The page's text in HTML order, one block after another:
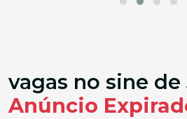
vagas no sine de
Anúncio